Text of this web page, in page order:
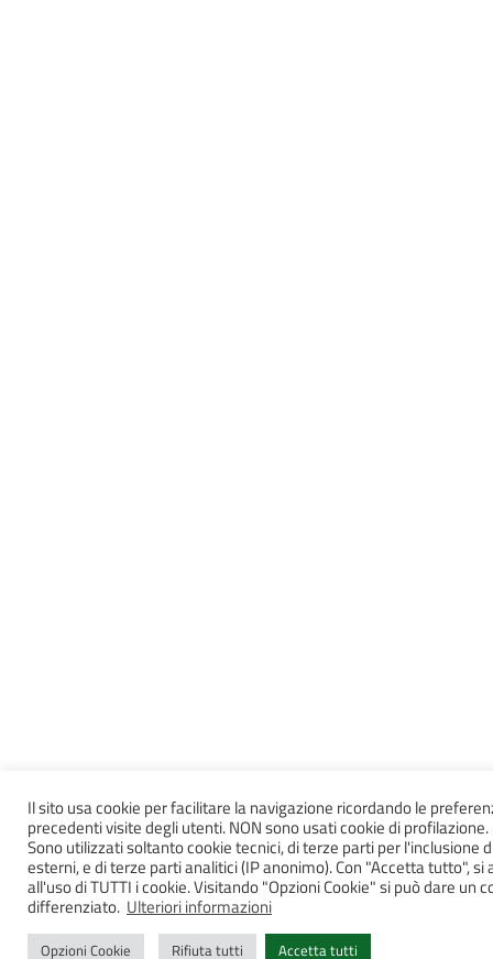
Il sito usa cookie per facilitare la navigazione ricordando le
precedenti visite degli utenti. NON sono usati cookie di profilazione.
Sono utilizzati soltanto cookie tecnici, di terze parti per l'inclusione
esterni, e di terze parti analitici (IP anonimo). Con "Accetta tutto", si
all'uso di TUTTI i cookie. Visitando "Opzioni Cookie" si può dare un
differenziato. Ulteriori informazioni
Opzioni Cookie Rifiuta tutti Accetta tutti